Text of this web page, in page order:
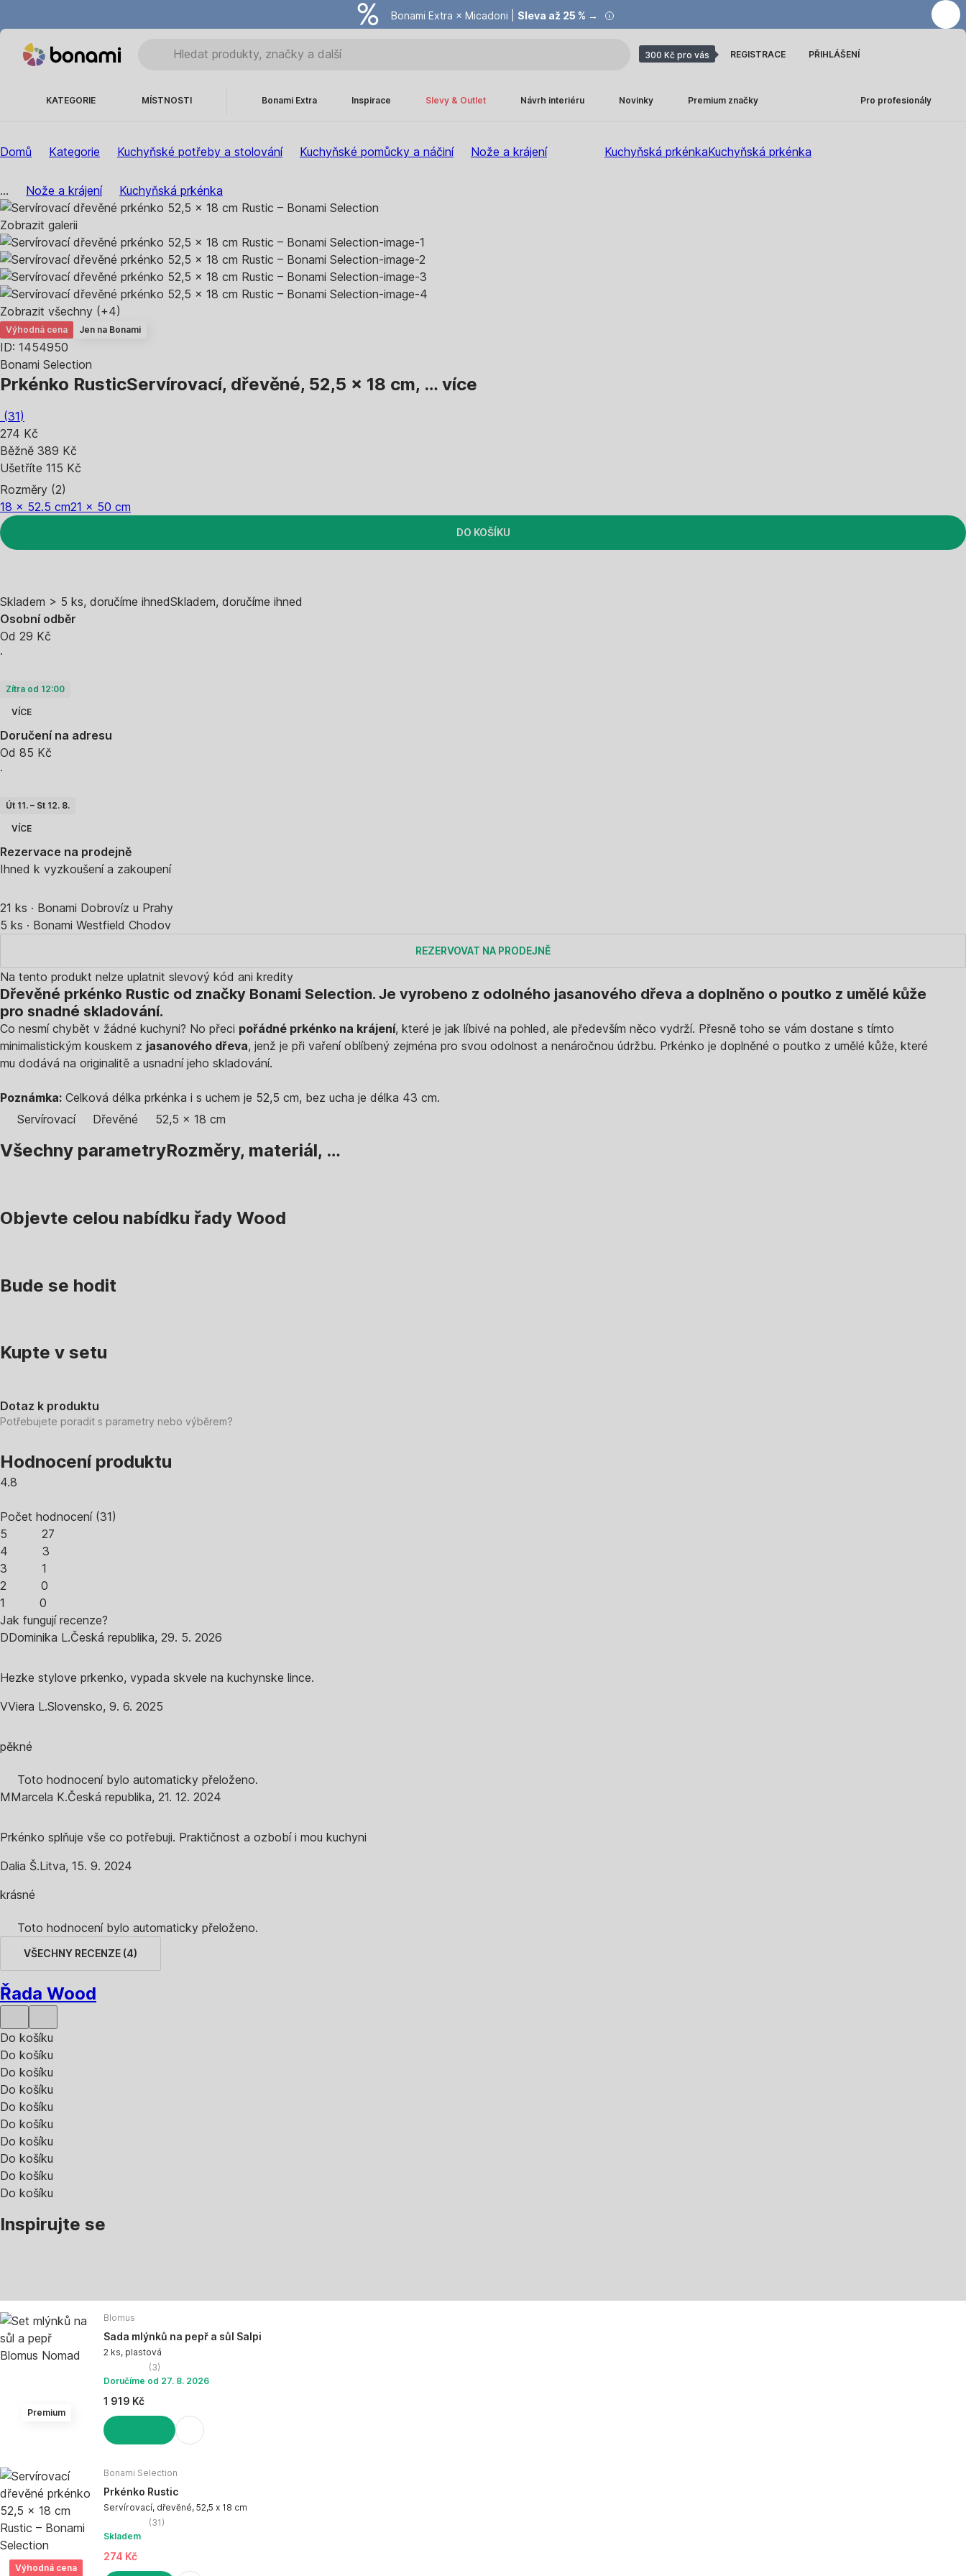
Bonami Extra × Micadoni | Sleva až 25 % →
Summer Sale |Ušetřete až 40 % →
300 Kč pro vás REGISTRACE PŘIHLÁŠENÍ
KATEGORIE MÍSTNOSTI Bonami Extra Inspirace Slevy & Outlet Návrh interiéru Novinky Premium značky Pro profesionály
Domů Kategorie Kuchyňské potřeby a stolování Kuchyňské pomůcky a náčiní Nože a krájení Kuchyňská prkénkaKuchyňská prkénka
... Nože a krájení Kuchyňská prkénka
Zobrazit galerii
Zobrazit všechny (+4)
Výhodná cena Jen na Bonami
ID: 1454950
Bonami Selection
Prkénko RusticServírovací, dřevěné, 52,5 x 18 cm, … více
(31)
274 Kč
Běžně 389 Kč
Ušetříte 115 Kč
Rozměry (2)
18 x 52.5 cm21 x 50 cm
DO KOŠÍKU
Skladem > 5 ks, doručíme ihnedSkladem, doručíme ihned
Osobní odběr
Od 29 Kč
·
Zítra od 12:00
VÍCE
Doručení na adresu
Od 85 Kč
·
Út 11. – St 12. 8.
VÍCE
Rezervace na prodejně
Ihned k vyzkoušení a zakoupení
21 ks · Bonami Dobrovíz u Prahy
5 ks · Bonami Westfield Chodov
REZERVOVAT NA PRODEJNĚ
Na tento produkt nelze uplatnit slevový kód ani kredity
Dřevěné prkénko Rustic od značky Bonami Selection. Je vyrobeno z odolného jasanového dřeva a doplněno o poutko z umělé kůže
pro snadné skladování.
Co nesmí chybět v žádné kuchyni? No přeci pořádné prkénko na krájení, které je jak líbivé na pohled, ale především něco vydrží. Přesně toho se vám dostane s tímto
minimalistickým kouskem z jasanového dřeva, jenž je při vaření oblíbený zejména pro svou odolnost a nenáročnou údržbu. Prkénko je doplněné o poutko z umělé kůže, které
mu dodává na originalitě a usnadní jeho skladování.
Poznámka: Celková délka prkénka i s uchem je 52,5 cm, bez ucha je délka 43 cm.
Servírovací
Dřevěné 52,5 x 18 cm
Všechny parametryRozměry, materiál, …
Objevte celou nabídku řady Wood
Bude se hodit
Kupte v setu
Dotaz k produktu
Potřebujete poradit s parametry nebo výběrem?
Hodnocení produktu
4.8
Počet hodnocení(31)
5
27
4
3
3
1
2
0
1
0
Jak fungují recenze?
DDominika L.Česká republika, 29. 5. 2026
Hezke stylove prkenko, vypada skvele na kuchynske lince.
VViera L.Slovensko, 9. 6. 2025
pěkné
Toto hodnocení bylo automaticky přeloženo.
MMarcela K.Česká republika, 21. 12. 2024
Prkénko splňuje vše co potřebuji. Praktičnost a ozbobí i mou kuchyni
Dalia Š.Litva, 15. 9. 2024
krásné
Toto hodnocení bylo automaticky přeloženo.
VŠECHNY RECENZE (4)
Řada Wood
Do košíku
Do košíku
Do košíku
Do košíku
Do košíku
Do košíku
Do košíku
Do košíku
Do košíku
Do košíku
Inspirujte se
Premium
Blomus
Sada mlýnků na pepř a sůl Salpi
2 ks, plastová
(3)
Doručíme od 27. 8. 2026
1 919 Kč
Výhodná cena
Bonami Selection
Prkénko Rustic
Servírovací, dřevěné, 52,5 x 18 cm
(31 )
Skladem
274 Kč